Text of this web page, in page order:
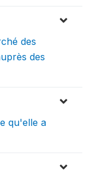
des
des
qu'elle a